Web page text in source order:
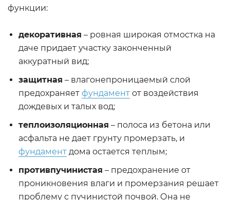
функции:
декоративная – ровная широкая отмостка на
даче придает участку законченный
аккуратный вид;
защитная – влагонепроницаемый слой
предохраняет фундамент от воздействия
дождевых и талых вод;
теплоизоляционная – полоса из бетона или
асфальта не дает грунту промерзать, и
фундамент дома остается теплым;
противпучинистая – предохранение от
проникновения влаги и промерзания решает
проблему с пучинистой почвой. Она не